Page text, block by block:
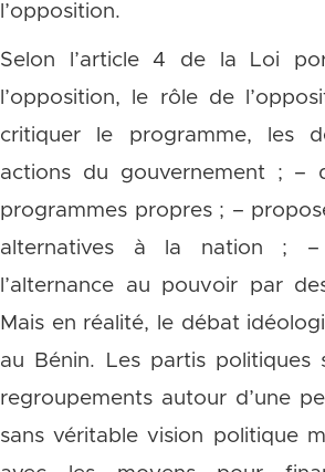
l’opposition.
Selon l’article 4 de la Loi
l’opposition, le rôle de
critiquer le programme, les
actions du gouvernement ; –
programmes propres ; –
alternatives à la nation ;
l’alternance au pouvoir par
Mais en réalité, le débat
au Bénin. Les partis politiques
regroupements autour d’une
sans véritable vision politique